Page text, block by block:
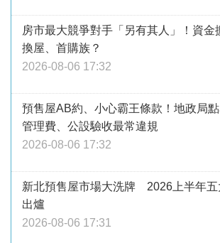
房市最大競爭對手「另有其人」！資金
換屋、首購族？
2026-08-06 17:32
預售屋AB約、小心霸王條款！地政局
管理費、公設驗收最常違規
2026-08-06 17:32
新北預售屋市場大洗牌 2026上半年五
出爐
2026-08-06 17:31